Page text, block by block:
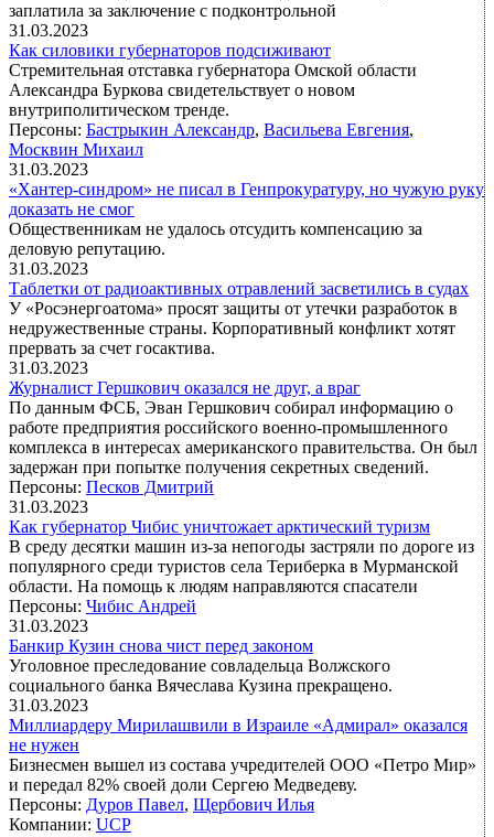
заплатила за заключение с подконтрольной
31.03.2023
Как силовики губернаторов подсиживают
Стремительная отставка губернатора Омской области
Александра Буркова свидетельствует о новом
внутриполитическом тренде.
Персоны: Бастрыкин Александр, Васильева Евгения,
Москвин Михаил
31.03.2023
«Хантер-синдром» не писал в Генпрокуратуру, но чужую руку
доказать не смог
Общественникам не удалось отсудить компенсацию за
деловую репутацию.
31.03.2023
Таблетки от радиоактивных отравлений засветились в судах
У «Росэнергоатома» просят защиты от утечки разработок в
недружественные страны. Корпоративный конфликт хотят
прервать за счет госактива.
31.03.2023
Журналист Гершкович оказался не друг, а враг
По данным ФСБ, Эван Гершкович собирал информацию о
работе предприятия российского военно-промышленного
комплекса в интересах американского правительства. Он был
задержан при попытке получения секретных сведений.
Персоны: Песков Дмитрий
31.03.2023
Как губернатор Чибис уничтожает арктический туризм
В среду десятки машин из-за непогоды застряли по дороге из
популярного среди туристов села Териберка в Мурманской
области. На помощь к людям направляются спасатели
Персоны: Чибис Андрей
31.03.2023
Банкир Кузин снова чист перед законом
Уголовное преследование совладельца Волжского
социального банка Вячеслава Кузина прекращено.
31.03.2023
Миллиардеру Мирилашвили в Израиле «Адмирал» оказался
не нужен
Бизнесмен вышел из состава учредителей ООО «Петро Мир»
и передал 82% своей доли Сергею Медведеву.
Персоны: Дуров Павел, Щербович Илья
Компании: UCP